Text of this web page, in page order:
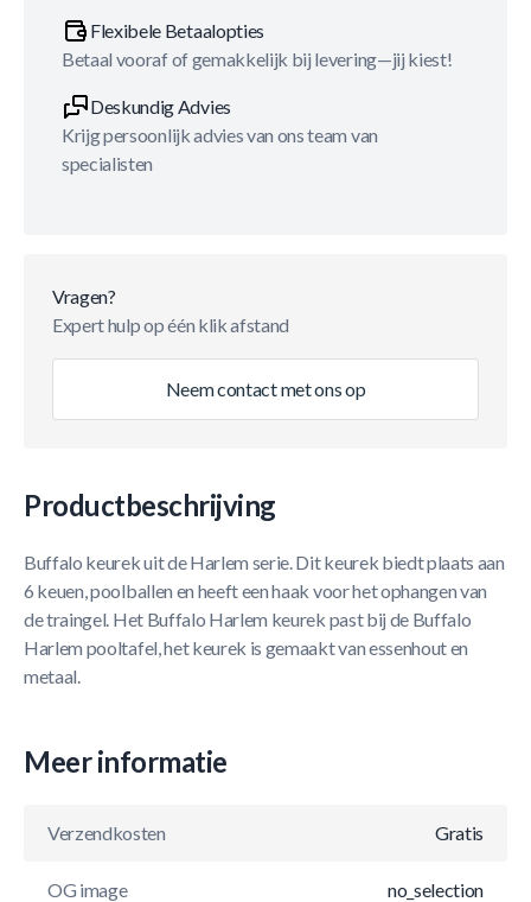
Flexibele Betaalopties
Betaal vooraf of gemakkelijk bij levering—jij kiest!
Deskundig Advies
Krijg persoonlijk advies van ons team van
specialisten
Vragen?
Expert hulp op één klik afstand
Neem contact met ons op
Productbeschrijving
Buffalo keurek uit de Harlem serie. Dit keurek biedt plaats aan
6 keuen, poolballen en heeft een haak voor het ophangen van
de traingel. Het Buffalo Harlem keurek past bij de Buffalo
Harlem pooltafel, het keurek is gemaakt van essenhout en
metaal.
Meer informatie
Verzendkosten Gratis
OG image no_selection